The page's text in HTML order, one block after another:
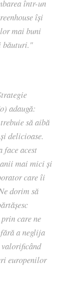
într-un
își
mai buni
băuturi."
adaugă:
să aibă
delicioase.
face acest
mai mici și
care îi
dorim să
care ne
a neglija
europenilor